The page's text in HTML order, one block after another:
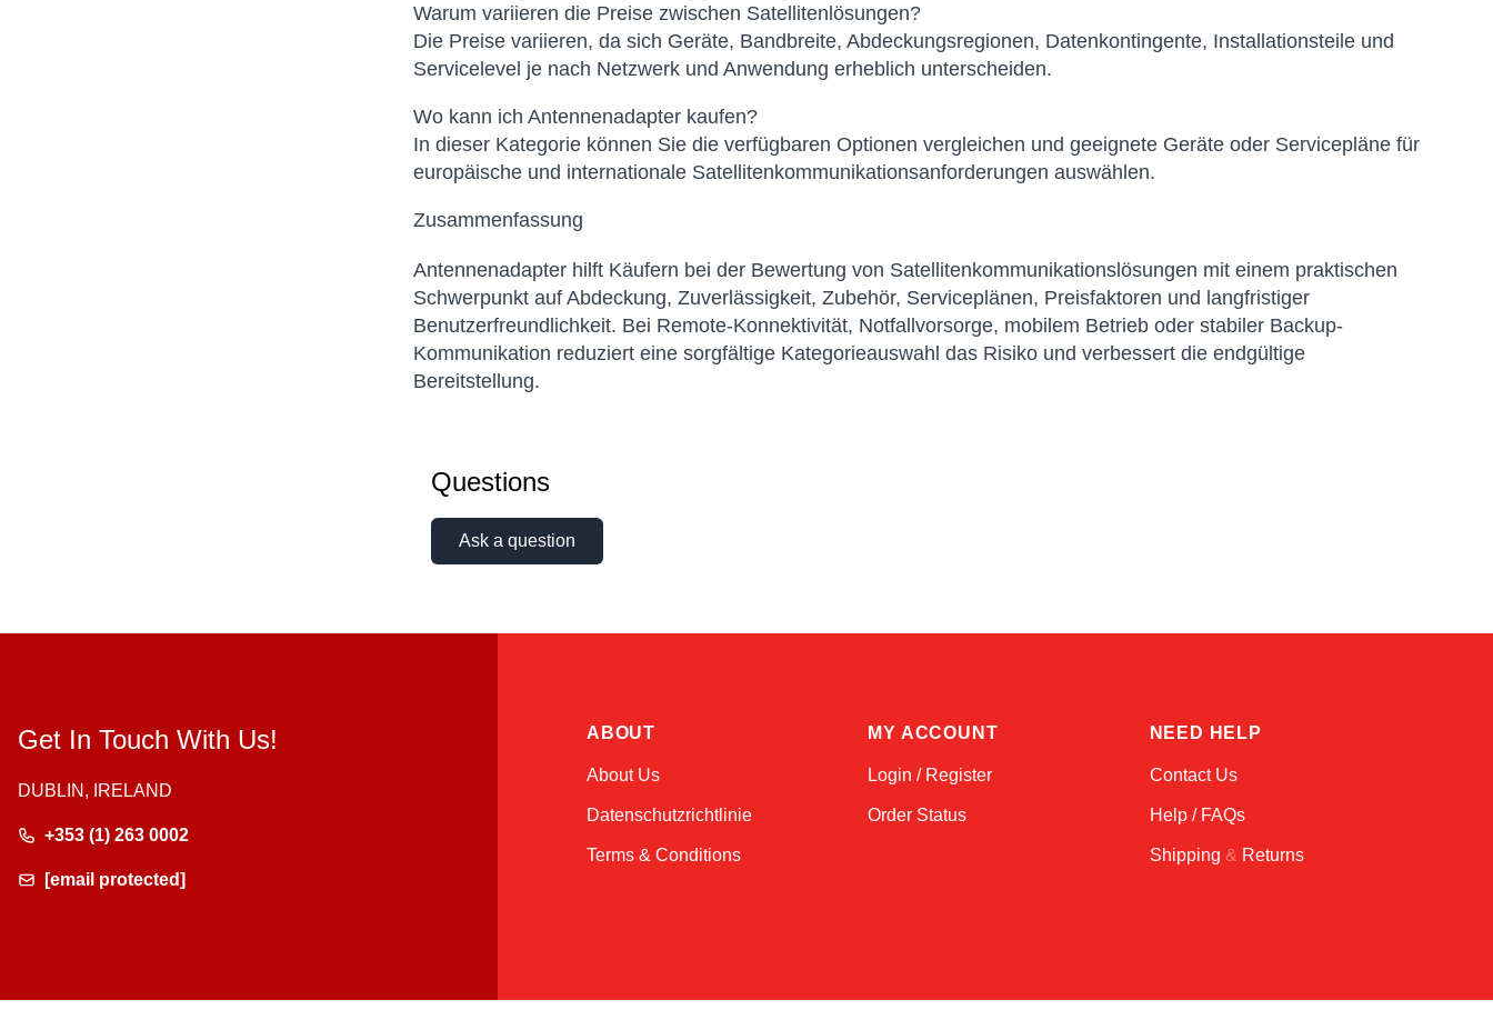
Warum variieren die Preise zwischen Satellitenlösungen?
Die Preise variieren, da sich Geräte, Bandbreite, Abdeckungsregionen, Datenkontingente, Installationsteile und
Servicelevel je nach Netzwerk und Anwendung erheblich unterscheiden.
Wo kann ich Antennenadapter kaufen?
In dieser Kategorie können Sie die verfügbaren Optionen vergleichen und geeignete Geräte oder Servicepläne für
europäische und internationale Satellitenkommunikationsanforderungen auswählen.
Zusammenfassung
Antennenadapter hilft Käufern bei der Bewertung von Satellitenkommunikationslösungen mit einem praktischen
Schwerpunkt auf Abdeckung, Zuverlässigkeit, Zubehör, Serviceplänen, Preisfaktoren und langfristiger
Benutzerfreundlichkeit. Bei Remote-Konnektivität, Notfallvorsorge, mobilem Betrieb oder stabiler Backup-
Kommunikation reduziert eine sorgfältige Kategorieauswahl das Risiko und verbessert die endgültige
Bereitstellung.
Questions
Ask a question
Get In Touch With Us!
DUBLIN, IRELAND
+353 (1) 263 0002
[email protected]
ABOUT
About Us
Datenschutzrichtlinie
Terms & Conditions
MY ACCOUNT
Login / Register
Order Status
NEED HELP
Contact Us
Help / FAQs
Shipping & Returns